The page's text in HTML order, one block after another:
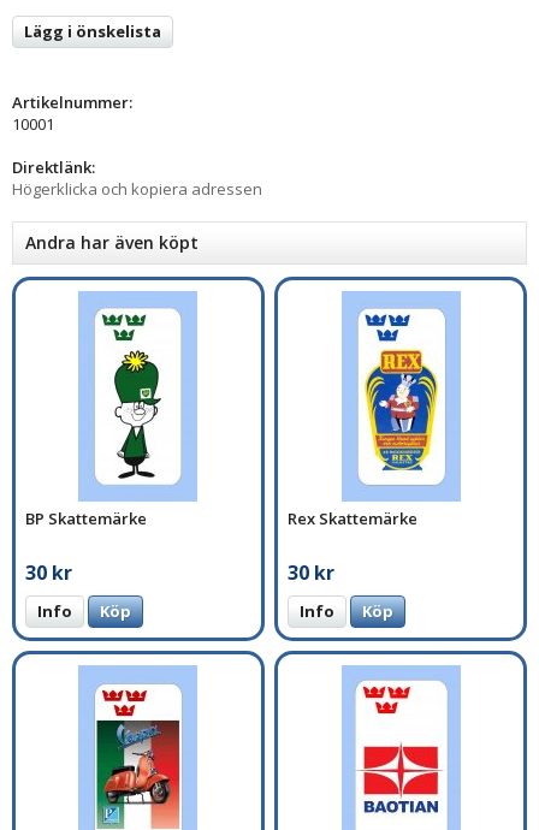
Lägg i önskelista
Artikelnummer:
10001
Direktlänk:
Högerklicka och kopiera adressen
Andra har även köpt
BP Skattemärke
30 kr
Info Köp
Rex Skattemärke
30 kr
Info Köp